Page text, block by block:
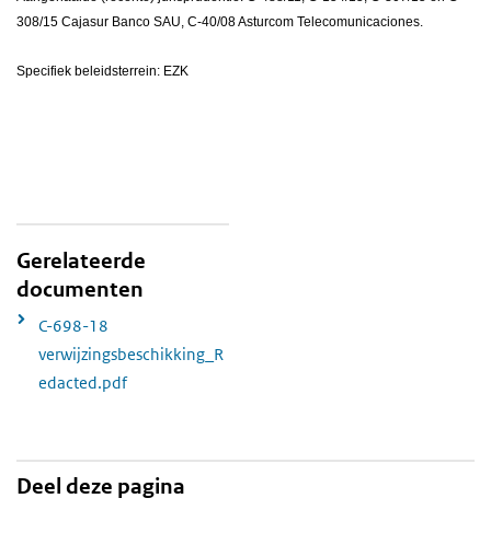
308/15 Cajasur Banco SAU, C-40/08 Asturcom Telecomunicaciones.
Specifiek beleidsterrein: EZK
Gerelateerde
documenten
C-698-18
verwijzingsbeschikking_R
edacted.pdf
Deel deze pagina